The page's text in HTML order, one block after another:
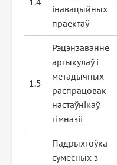
інавацыйных
праектаў
1.5
Рэцэнзаванне
артыкулаў і
метадычных
распрацовак
настаўнікаў
гімназіі
Падрыхтоўка
сумесных з